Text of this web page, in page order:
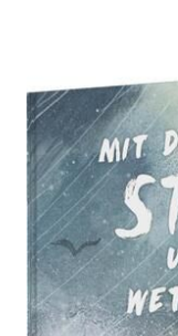
Mit dem
rennen
Zur
Poetisches
Geschwister,